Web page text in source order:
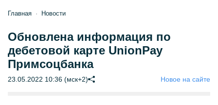
Главная Новости
Обновлена информация по
дебетовой карте UnionPay
Примсоцбанка
23.05.2022 10:36 (мск+2) Новое на сайте